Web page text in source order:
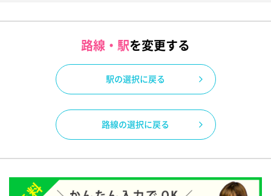
路線・駅を変更する
駅の選択に戻る
路線の選択に戻る